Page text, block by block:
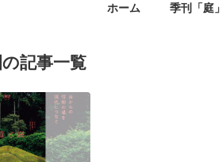
ホーム 季刊「庭
記事一覧